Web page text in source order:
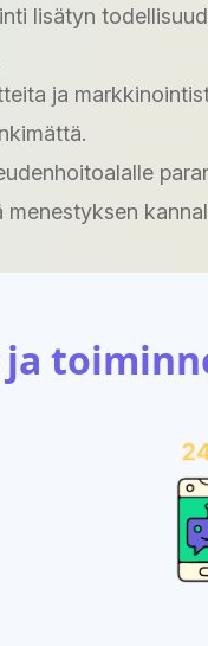
lisätyn
ja
ja